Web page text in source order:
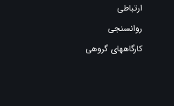
ارتباطی
روانسنجی
کارگاههای گروهی